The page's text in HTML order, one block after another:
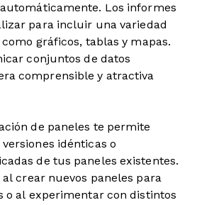
Los informes
para incluir una variedad
gráficos, tablas y mapas.
conjuntos de datos
comprensible y atractiva
de paneles te permite
idénticas o
de tus paneles existentes.
crear nuevos paneles para
o al experimentar con distintos